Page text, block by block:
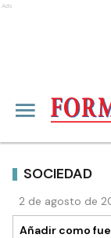
Ads
SOCIEDAD
2 de agosto de
Añadir como